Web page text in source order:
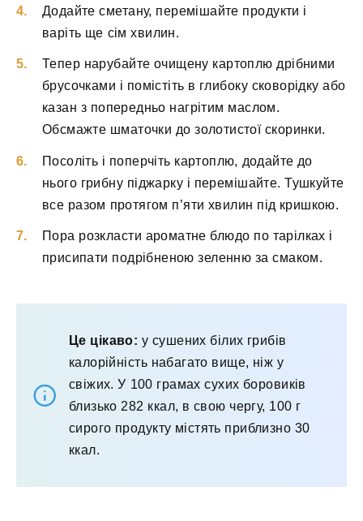
Додайте сметану, перемішайте продукти і
варіть ще сім хвилин.
Тепер нарубайте очищену картоплю дрібними
брусочками і помістіть в глибоку сковорідку або
казан з попередньо нагрітим маслом.
Обсмажте шматочки до золотистої скоринки.
Посоліть і поперчіть картоплю, додайте до
нього грибну піджарку і перемішайте. Тушкуйте
все разом протягом п’яти хвилин під кришкою.
Пора розкласти ароматне блюдо по тарілках і
присипати подрібненою зеленню за смаком.
Це цікаво: у сушених білих грибів
калорійність набагато вище, ніж у
свіжих. У 100 грамах сухих боровиків
близько 282 ккал, в свою чергу, 100 г
сирого продукту містять приблизно 30
ккал.